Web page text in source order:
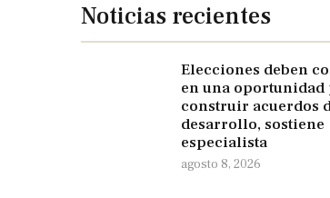
Noticias recientes
Elecciones deben
en una oportunidad
construir acuerdos
desarrollo, sostiene
especialista
agosto 8, 2026